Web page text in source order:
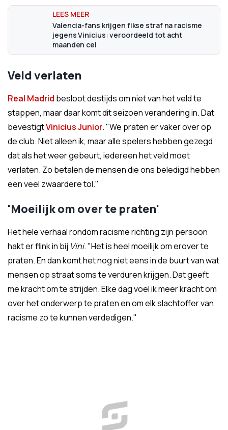
Valencia-fans krijgen fikse straf na racisme
jegens Vinicius: veroordeeld tot acht
maanden cel
Veld verlaten
Real Madrid besloot destijds om niet van het veld te
stappen, maar daar komt dit seizoen verandering in. Dat
bevestigtVinicius Junior. "We praten er vaker over op
de club. Niet alleen ik, maar alle spelers hebben gezegd
dat als het weer gebeurt, iedereen het veld moet
verlaten. Zo betalen de mensen die ons beledigd hebben
een veel zwaardere tol."
'Moeilijk om over te praten'
Het hele verhaal rondom racisme richting zijn persoon
hakt er flink in bij Vini. "Het is heel moeilijk om erover te
praten. En dan komt het nog niet eens in de buurt van wat
mensen op straat soms te verduren krijgen. Dat geeft
me kracht om te strijden. Elke dag voel ik meer kracht om
over het onderwerp te praten en om elk slachtoffer van
racisme zo te kunnen verdedigen."